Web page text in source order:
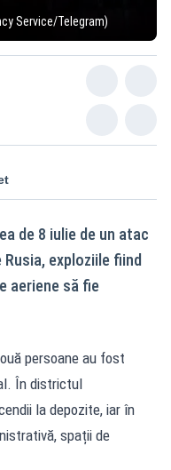
Service/Telegram)
de 8 iulie de un atac
exploziile fiind
aeriene să fie
persoane au fost
În districtul
la depozite, iar în
spații de